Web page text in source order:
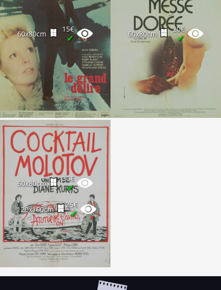
60x80cm
15€
✔ 60x80cm
20€
✔
60x80cm
30€
✔
120x160cm
25€
✔